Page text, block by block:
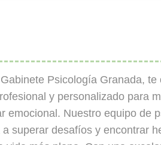
Psicología Granada, te
y personalizado para
emocional. Nuestro equipo de
a superar desafíos y encontrar